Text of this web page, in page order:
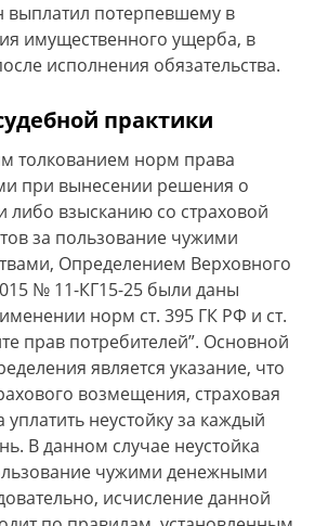
выплатил потерпевшему в
имущественного ущерба, в
исполнения обязательства.
практики
толкованием норм права
при вынесении решения о
либо взысканию со страховой
за пользование чужими
Определением Верховного
№ 11-КГ15-25 были даны
норм ст. 395 ГК РФ и ст.
прав потребителей”. Основной
является указание, что
возмещения, страховая
неустойку за каждый
В данном случае неустойка
чужими денежными
исчисление данной